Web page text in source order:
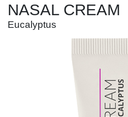
NASAL CREAM
Eucalyptus